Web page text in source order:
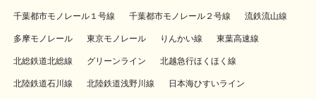
千葉都市モノレール１号線 千葉都市モノレール２号線 流鉄流山線
多摩モノレール 東京モノレール りんかい線 東葉高速線
北総鉄道北総線 グリーンライン 北越急行ほくほく線
北陸鉄道石川線 北陸鉄道浅野川線 日本海ひすいライン